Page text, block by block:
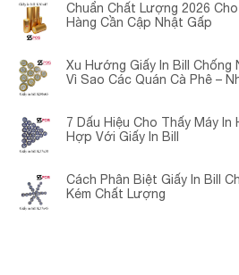
Chuẩn Chất Lượng 2026
Hàng Cần Cập Nhật Gấp
Xu Hướng Giấy In Bill Chống
Vì Sao Các Quán Cà Phê –
7 Dấu Hiệu Cho Thấy Máy
Hợp Với Giấy In Bill
Cách Phân Biệt Giấy In Bill
Kém Chất Lượng